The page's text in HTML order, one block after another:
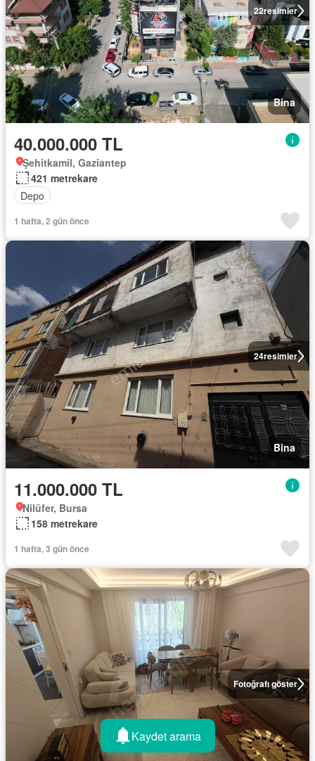
22resimler
Bina
40.000.000 TL
Şehitkamil, Gaziantep
421 metrekare
Depo
1 hafta, 2 gün önce
24resimler
Bina
11.000.000 TL
Nilüfer, Bursa
158 metrekare
1 hafta, 3 gün önce
Fotoğrafı göster
Kaydet arama